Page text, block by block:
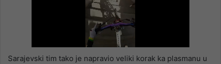
Sarajevski tim tako je napravio veliki korak ka plasmanu u